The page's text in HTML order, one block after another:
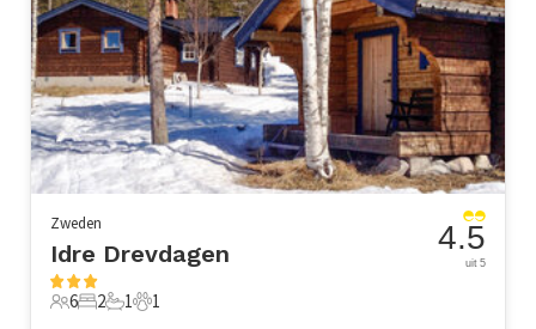
Zweden
Idre Drevdagen
6 Gasten
6
2 Slaapkamers
2
1 Badkamer
1
1 Huisdier
1
4.5
uit 5